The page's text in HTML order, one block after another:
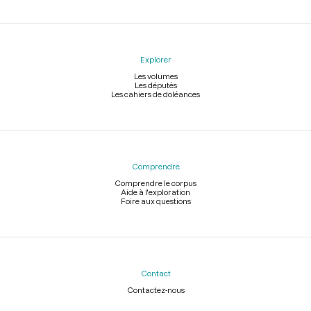
Explorer
Les volumes
Les députés
Les cahiers de doléances
Comprendre
Comprendre le corpus
Aide à l'exploration
Foire aux questions
Contact
Contactez-nous